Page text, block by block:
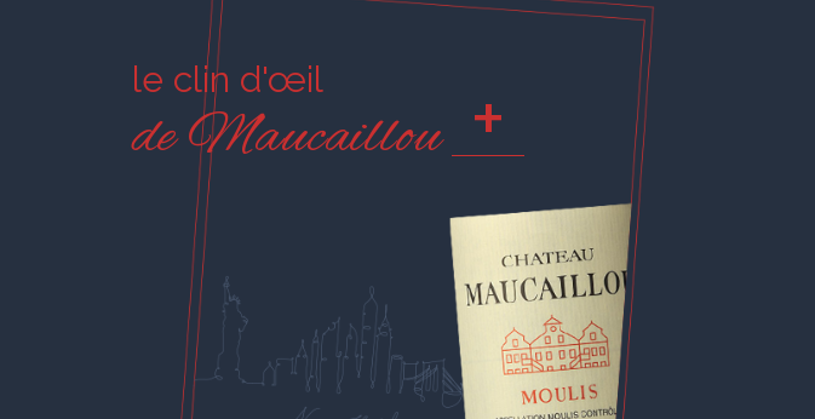
le clin d'œil
de Maucaillou +